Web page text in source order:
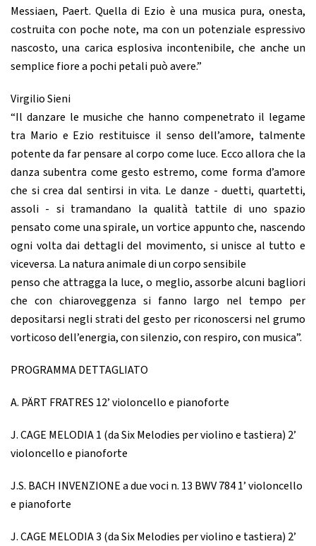
Messiaen, Paert. Quella di Ezio è una musica pura, onesta,
costruita con poche note, ma con un potenziale espressivo
nascosto, una carica esplosiva incontenibile, che anche un
semplice fiore a pochi petali può avere.”
Virgilio Sieni
“Il danzare le musiche che hanno compenetrato il legame
tra Mario e Ezio restituisce il senso dell’amore, talmente
potente da far pensare al corpo come luce. Ecco allora che la
danza subentra come gesto estremo, come forma d’amore
che si crea dal sentirsi in vita. Le danze - duetti, quartetti,
assoli - si tramandano la qualità tattile di uno spazio
pensato come una spirale, un vortice appunto che, nascendo
ogni volta dai dettagli del movimento, si unisce al tutto e
viceversa. La natura animale di un corpo sensibile
penso che attragga la luce, o meglio, assorbe alcuni bagliori
che con chiaroveggenza si fanno largo nel tempo per
depositarsi negli strati del gesto per riconoscersi nel grumo
vorticoso dell’energia, con silenzio, con respiro, con musica”.
PROGRAMMA DETTAGLIATO
A. PÄRT FRATRES 12’ violoncello e pianoforte
J. CAGE MELODIA 1 (da Six Melodies per violino e tastiera) 2’
violoncello e pianoforte
J.S. BACH INVENZIONE a due voci n. 13 BWV 784 1’ violoncello
e pianoforte
J. CAGE MELODIA 3 (da Six Melodies per violino e tastiera) 2’